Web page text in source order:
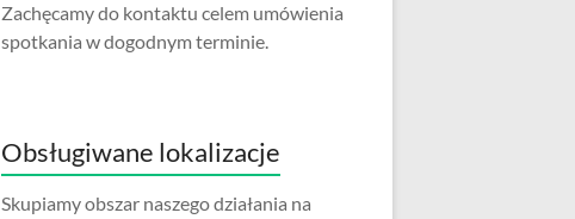
Zachęcamy do kontaktu celem umówienia
spotkania w dogodnym terminie.
Obsługiwane lokalizacje
Skupiamy obszar naszego działania na